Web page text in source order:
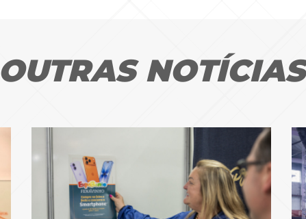
OUTRAS NOTÍCIAS